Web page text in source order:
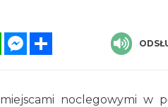
WhatsAppMessenger
noclegowymi w